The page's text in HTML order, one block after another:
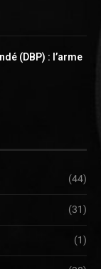
(DBP) : l’arme
(44)
(31)
(1)